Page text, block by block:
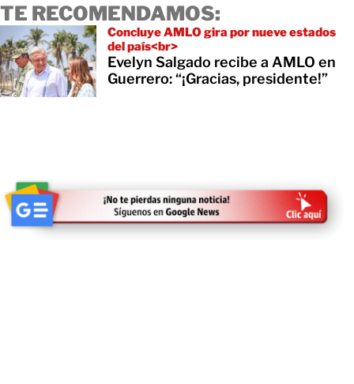
TE RECOMENDAMOS:
Concluye AMLO gira por nueve estados
del país<br>
Evelyn Salgado recibe a AMLO en
Guerrero: “¡Gracias, presidente!”